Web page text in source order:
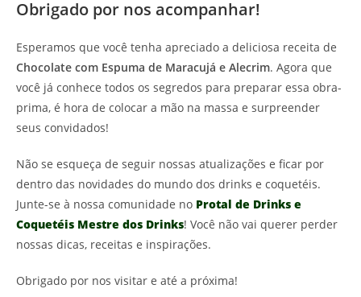
Obrigado por nos acompanhar!
Esperamos que você tenha apreciado a deliciosa receita de
Chocolate com Espuma de Maracujá e Alecrim. Agora que
você já conhece todos os segredos para preparar essa obra-
prima, é hora de colocar a mão na massa e surpreender
seus convidados!
Não se esqueça de seguir nossas atualizações e ficar por
dentro das novidades do mundo dos drinks e coquetéis.
Junte-se à nossa comunidade no Protal de Drinks e
Coquetéis Mestre dos Drinks! Você não vai querer perder
nossas dicas, receitas e inspirações.
Obrigado por nos visitar e até a próxima!